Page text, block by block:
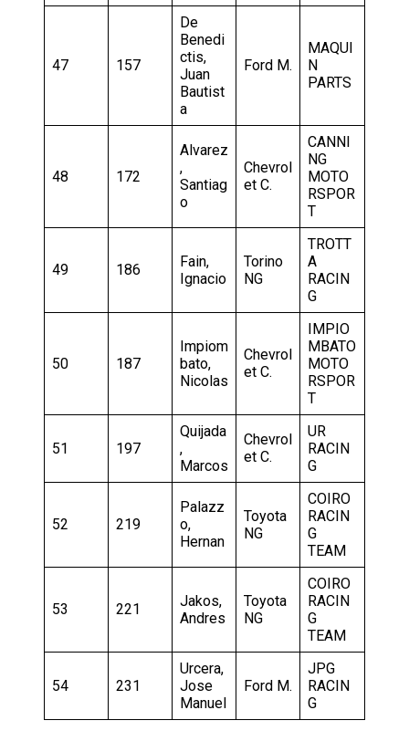
47 157
De
Benedi
ctis,
Juan
Bautist
a
Ford M.
MAQUI
N
PARTS
48 172
Alvarez
,
Santiag
o
Chevrol
et C.
CANNI
NG
MOTO
RSPOR
T
49 186
Fain,
Ignacio
Torino
NG
TROTT
A
RACIN
G
50 187
Impiom
bato,
Nicolas
Chevrol
et C.
IMPIO
MBATO
MOTO
RSPOR
T
51 197
Quijada
,
Marcos
Chevrol
et C.
UR
RACIN
G
52 219
Palazz
o,
Hernan
Toyota
NG
COIRO
RACIN
G
TEAM
53 221
Jakos,
Andres
Toyota
NG
COIRO
RACIN
G
TEAM
54 231
Urcera,
Jose
Manuel
Ford M.
JPG
RACIN
G